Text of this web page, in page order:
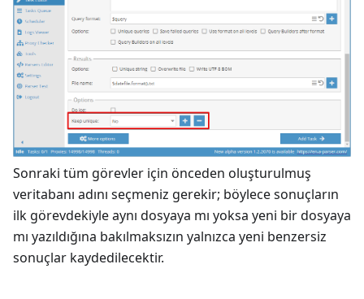
Sonraki tüm görevler için önceden oluşturulmuş
veritabanı adını seçmeniz gerekir; böylece sonuçların
ilk görevdekiyle aynı dosyaya mı yoksa yeni bir dosyaya
mı yazıldığına bakılmaksızın yalnızca yeni benzersiz
sonuçlar kaydedilecektir.